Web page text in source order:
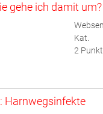
gehe ich damit um?
Kat.
2
Harnwegsinfekte